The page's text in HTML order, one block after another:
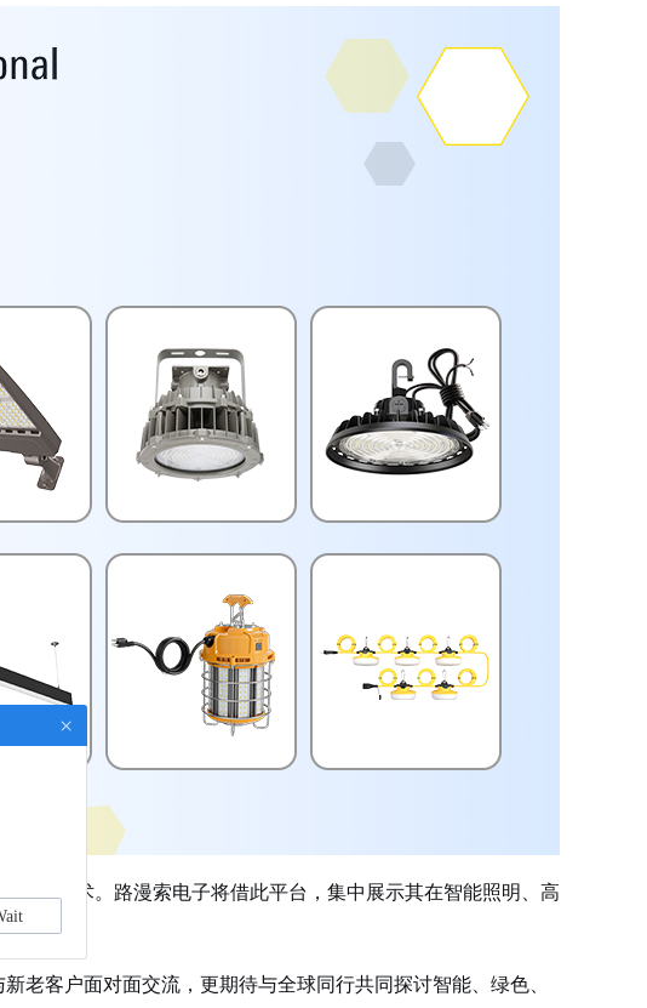
前沿技术。路漫索电子将借此平台，集中展示其在智能照明、高
老客户面对面交流，更期待与全球同行共同探讨智能、绿色、
×